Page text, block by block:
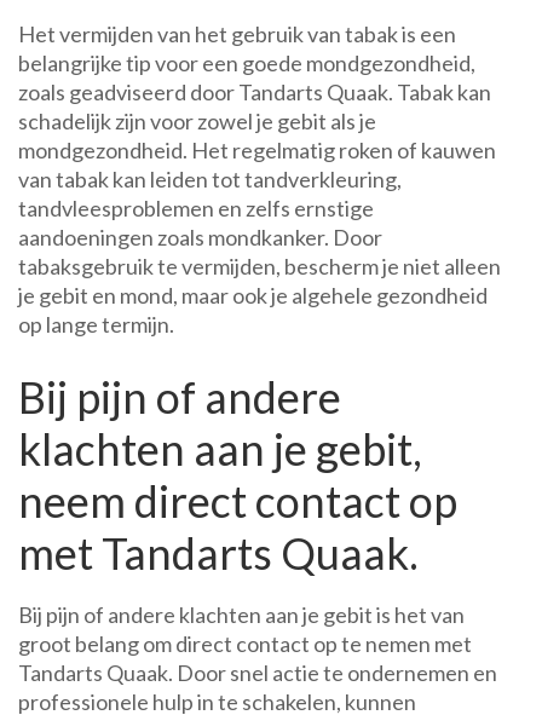
Het vermijden van het gebruik van tabak is een
belangrijke tip voor een goede mondgezondheid,
zoals geadviseerd door Tandarts Quaak. Tabak kan
schadelijk zijn voor zowel je gebit als je
mondgezondheid. Het regelmatig roken of kauwen
van tabak kan leiden tot tandverkleuring,
tandvleesproblemen en zelfs ernstige
aandoeningen zoals mondkanker. Door
tabaksgebruik te vermijden, bescherm je niet alleen
je gebit en mond, maar ook je algehele gezondheid
op lange termijn.
Bij pijn of andere
klachten aan je gebit,
neem direct contact op
met Tandarts Quaak.
Bij pijn of andere klachten aan je gebit is het van
groot belang om direct contact op te nemen met
Tandarts Quaak. Door snel actie te ondernemen en
professionele hulp in te schakelen, kunnen